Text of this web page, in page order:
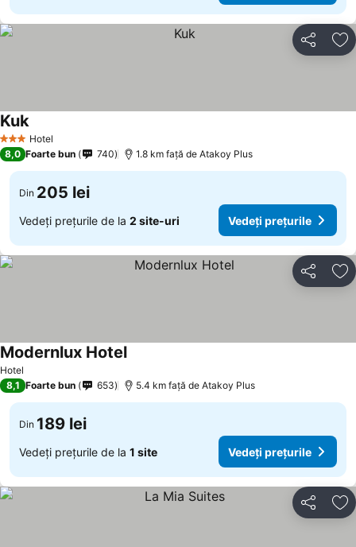
Distribuiți
3 SteleHotel
KukVedeți prețurile
8,0 Foarte bun 740 1.8 km faţă de Atakoy Plus
Din 205 lei
Vedeți prețurile de la 2 site-uri Vedeți prețurile
Distribuiți
Hotel
Modernlux HotelVedeți prețurile
8,1 Foarte bun 653 5.4 km faţă de Atakoy Plus
Din 189 lei
Vedeți prețurile de la 1 site Vedeți prețurile
Distribuiți